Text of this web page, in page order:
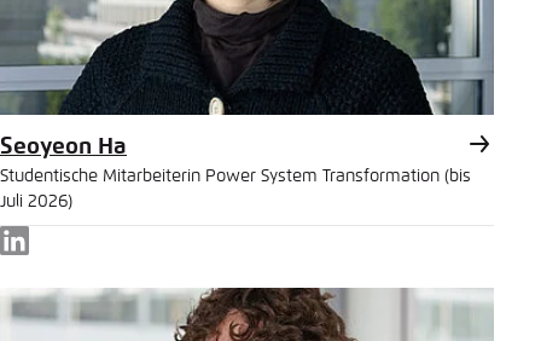
Seoyeon Ha
Studentische Mitarbeiterin Power System Transformation (bis
Juli 2026)
LinkedIn